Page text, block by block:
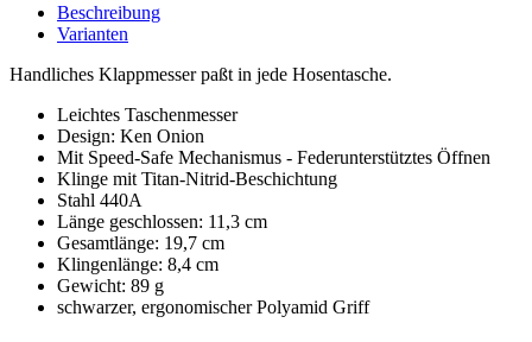
Beschreibung
Varianten
Handliches Klappmesser paßt in jede Hosentasche.
Leichtes Taschenmesser
Design: Ken Onion
Mit Speed-Safe Mechanismus - Federunterstütztes Öffnen
Klinge mit Titan-Nitrid-Beschichtung
Stahl 440A
Länge geschlossen: 11,3 cm
Gesamtlänge: 19,7 cm
Klingenlänge: 8,4 cm
Gewicht: 89 g
schwarzer, ergonomischer Polyamid Griff